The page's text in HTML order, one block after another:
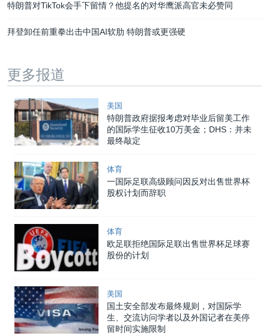
特朗普对TikTok会手下留情？他提名的对华鹰派高官未必赞同
拜登卸任前重拳出击中国AI软肋 特朗普或更强硬
更多报道
美国
特朗普政府据报考虑对毕业后留美工作
的国际学生征收10万美金；DHS：并未
最终敲定
体育
一国际足联高级顾问因反对出售世界杯
股权计划而辞职
体育
欧足联拒绝国际足联出售世界杯足球赛
股份的计划
美国
国土安全部发布最终规则，对国际学
生、交流访问学者以及外国记者在美停
留时间实施限制